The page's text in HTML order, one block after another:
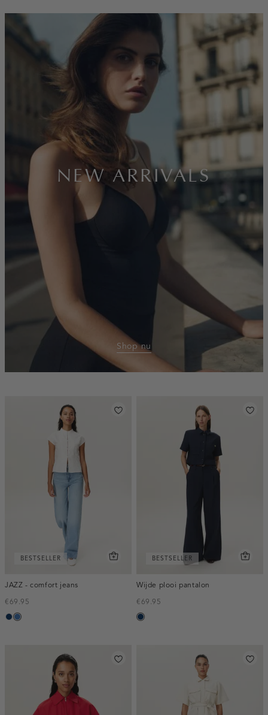
dark
banner:new-
arrivals
NEW ARRIVALS
Shop nu
BESTSELLER
JAZZ - comfort jeans
€69.95
blauw,
blauw,
BESTSELLER
Wijde plooi pantalon
€69.95
donkerblauw